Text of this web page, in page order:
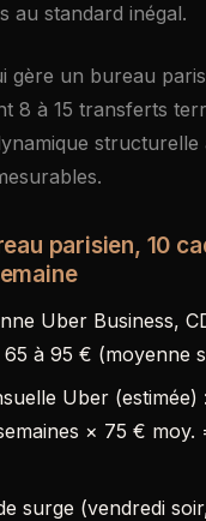
au standard inégal.
gère un bureau
8 à 15 transferts
structurelle
parisien, 10
Uber Business,
à 95 € (moyenne
Uber (estimée)
× 75 € moy.
surge (vendredi